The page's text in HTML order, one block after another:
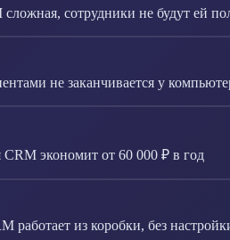
сотрудники не будут ей
не заканчивается у
экономит от 60 000 ₽ в год
работает из коробки, без